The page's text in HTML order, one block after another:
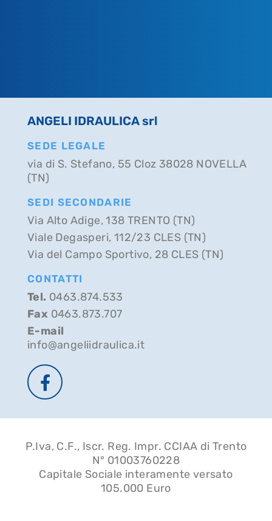
ANGELI IDRAULICA srl
SEDE LEGALE
via di S. Stefano, 55 Cloz 38028 NOVELLA
(TN)
SEDI SECONDARIE
Via Alto Adige, 138 TRENTO (TN)
Viale Degasperi, 112/23 CLES (TN)
Via del Campo Sportivo, 28 CLES (TN)
CONTATTI
Tel. 0463.874.533
Fax 0463.873.707
E-mail
info@angeliidraulica.it
P.Iva, C.F., Iscr. Reg. Impr. CCIAA di Trento
N° 01003760228
Capitale Sociale interamente versato
105.000 Euro